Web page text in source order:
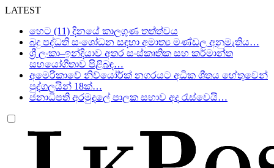
LATEST
හෙට (11) දිනයේ කාලගුණ තත්ත්වය
බදු පද්ධති සංශෝධන සඳහා අමාත්‍ය මණ්ඩල අනුමැතිය…
ශ්‍රී ලංකා–ඉන්දියාව අතර සංස්කෘතික සහ කර්මාන්ත
සහයෝගීතාව පිළිබඳ…
අමෙරිකාවේ නිව්යෝර්ක් නගරයට අධික ශීතය හේතුවෙන්
පුද්ගලයින් 18ක්…
ජනාධිපති අරමුදලේ පාලක සභාව අද රැස්වෙයි…